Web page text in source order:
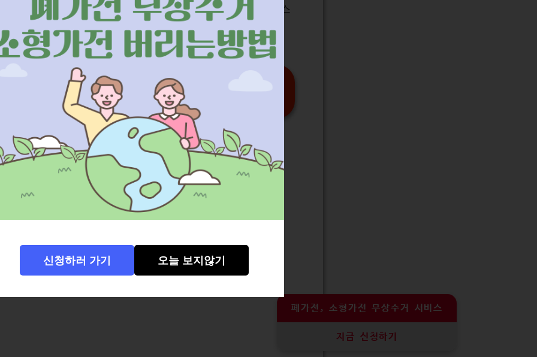
내지 않고 무상으로 버릴 수 있는 폐가전 무상수거 서비스
과 소형가전 버리는 방법까지 알려드릴께요!
폐가전 버리는 방법 바로가기
위 버튼 누르시면 홈페이지로 이동합니다
폐가전, 소형가전 무상수거 서비스
지금 신청하기
신청하러 가기 오늘 보지않기